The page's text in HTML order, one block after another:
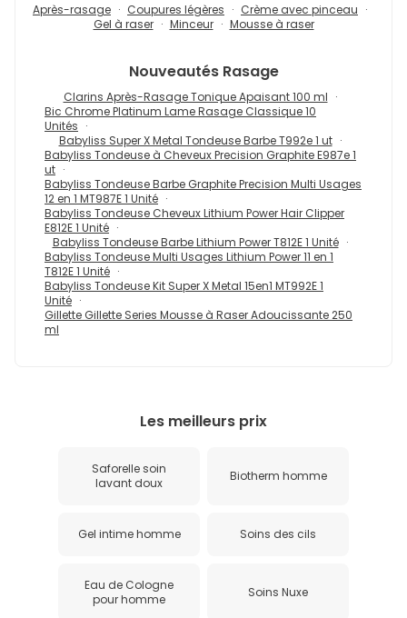
Après-rasage Coupures légères
Crème avec pinceau
Gel à raser
Minceur Mousse à raser
Nouveautés Rasage
Clarins Après-Rasage Tonique Apaisant 100 ml
Bic Chrome Platinum Lame Rasage Classique 10
Unités
Babyliss Super X Metal Tondeuse Barbe T992e 1 ut
Babyliss Tondeuse à Cheveux Precision Graphite E987e 1
ut
Babyliss Tondeuse Barbe Graphite Precision Multi Usages
12 en 1 MT987E 1 Unité
Babyliss Tondeuse Cheveux Lithium Power Hair Clipper
E812E 1 Unité
Babyliss Tondeuse Barbe Lithium Power T812E 1 Unité
Babyliss Tondeuse Multi Usages Lithium Power 11 en 1
T812E 1 Unité
Babyliss Tondeuse Kit Super X Metal 15en1 MT992E 1
Unité
Gillette Gillette Series Mousse à Raser Adoucissante 250
ml
Les meilleurs prix
Saforelle soin
lavant doux
Biotherm homme
Gel intime homme Soins des cils
Eau de Cologne
pour homme
Soins Nuxe